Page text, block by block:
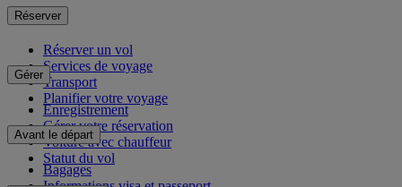
Réserver
Réserver un vol
Services de voyage
Transport
Planifier votre voyage
Gérer
Enregistrement
Gérer votre réservation
Voiture avec chauffeur
Statut du vol
Avant le départ
Bagages